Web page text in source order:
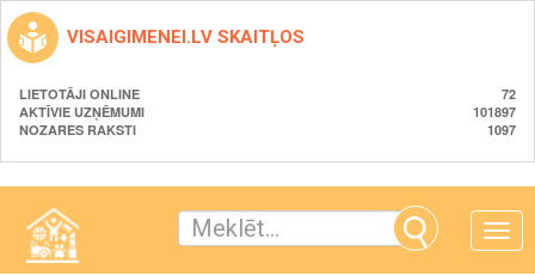
VISAIGIMENEI.LV SKAITĻOS
LIETOTĀJI ONLINE
72
AKTĪVIE UZŅĒMUMI
101897
NOZARES RAKSTI
1097
Toggle